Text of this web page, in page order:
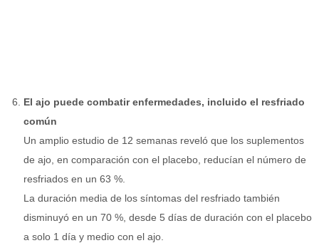
El ajo puede combatir enfermedades, incluido el resfriado
común
Un amplio estudio de 12 semanas reveló que los suplementos
de ajo, en comparación con el placebo, reducían el número de
resfriados en un 63 %.
La duración media de los síntomas del resfriado también
disminuyó en un 70 %, desde 5 días de duración con el placebo
a solo 1 día y medio con el ajo.